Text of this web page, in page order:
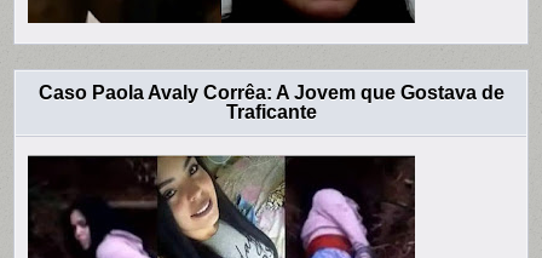
Caso Paola Avaly Corrêa: A Jovem que Gostava de
Traficante